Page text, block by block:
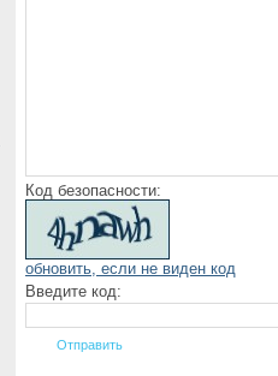
Код безопасности:
обновить, если не виден код
Введите код: